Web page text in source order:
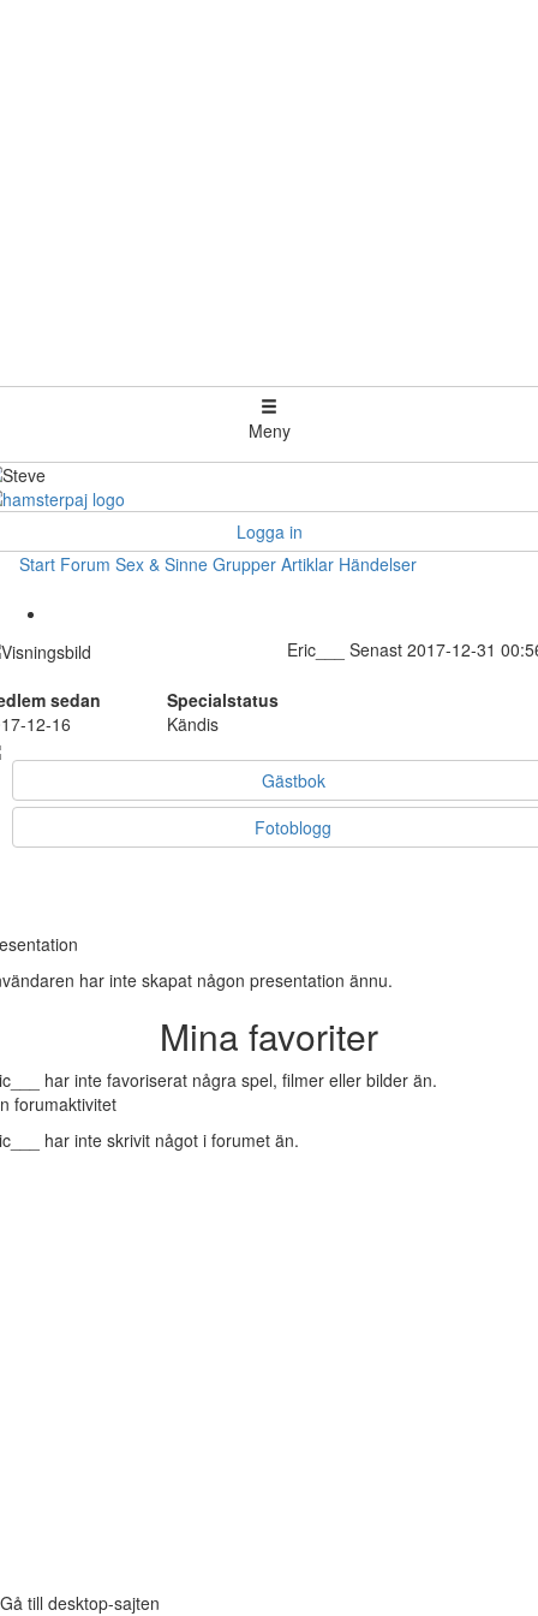
Meny
Logga in
Start Forum Sex & Sinne Grupper Artiklar Händelser
Eric___ Senast 2017-12-31
sedan
Specialstatus
12-16
Kändis
Gästbok
Fotoblogg
har inte skapat någon presentation ännu.
Mina favoriter
har inte favoriserat några spel, filmer eller bilder än.
forumaktivitet
har inte skrivit något i forumet än.
Gå till desktop-sajten